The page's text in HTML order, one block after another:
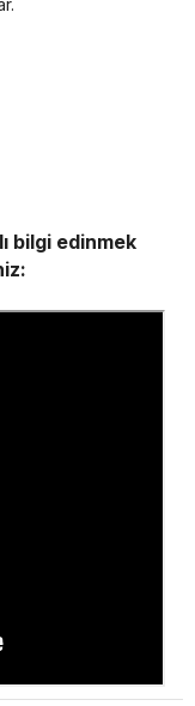
bilgi edinmek